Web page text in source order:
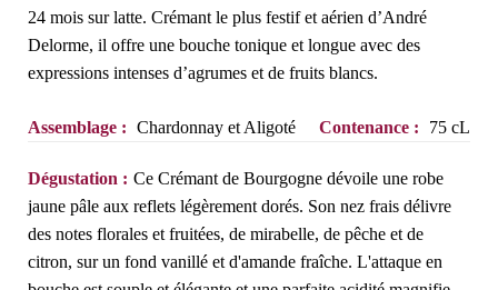
24 mois sur latte. Crémant le plus festif et aérien d’André
Delorme, il offre une bouche tonique et longue avec des
expressions intenses d’agrumes et de fruits blancs.
Assemblage : Chardonnay et Aligoté Contenance : 75 cL
Dégustation : Ce Crémant de Bourgogne dévoile une robe
jaune pâle aux reflets légèrement dorés. Son nez frais délivre
des notes florales et fruitées, de mirabelle, de pêche et de
citron, sur un fond vanillé et d'amande fraîche. L'attaque en